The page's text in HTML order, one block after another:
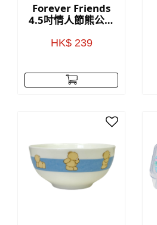
Forever Friends
4.5吋情人節熊公仔
HK$ 239